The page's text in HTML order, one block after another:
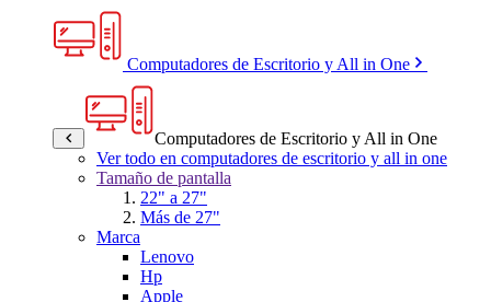
Computadores de Escritorio y All in One
Computadores de Escritorio y All in One
Ver todo en computadores de escritorio y all in one
Tamaño de pantalla
22" a 27"
Más de 27"
Marca
Lenovo
Hp
Apple